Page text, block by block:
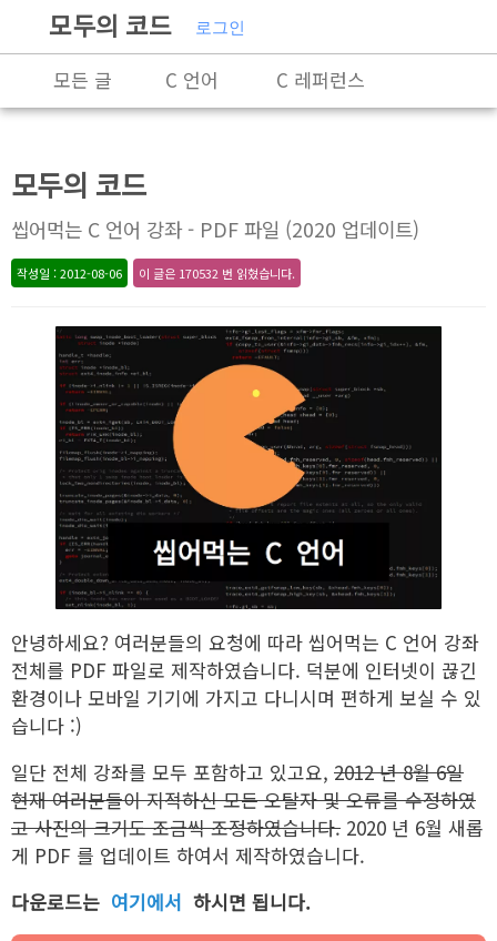
모두의 코드 로그인
모든 글 C 언어
C 레퍼런스
X86-64 명령어 레퍼런스
자료 구조
잡담 프로그래밍
모두의 코드
씹어먹는 C 언어 강좌 - PDF 파일 (2020 업데이트)
작성일 : 2012-08-06 이 글은 170532 번 읽혔습니다.
안녕하세요? 여러분들의 요청에 따라 씹어먹는 C 언어 강좌
전체를 PDF 파일로 제작하였습니다. 덕분에 인터넷이 끊긴
환경이나 모바일 기기에 가지고 다니시며 편하게 보실 수 있
습니다 :)
일단 전체 강좌를 모두 포함하고 있고요, 2012 년 8월 6일
현재 여러분들이 지적하신 모든 오탈자 및 오류를 수정하였
고 사진의 크기도 조금씩 조정하였습니다. 2020 년 6월 새롭
게 PDF 를 업데이트 하여서 제작하였습니다.
다운로드는 여기에서 하시면 됩니다.